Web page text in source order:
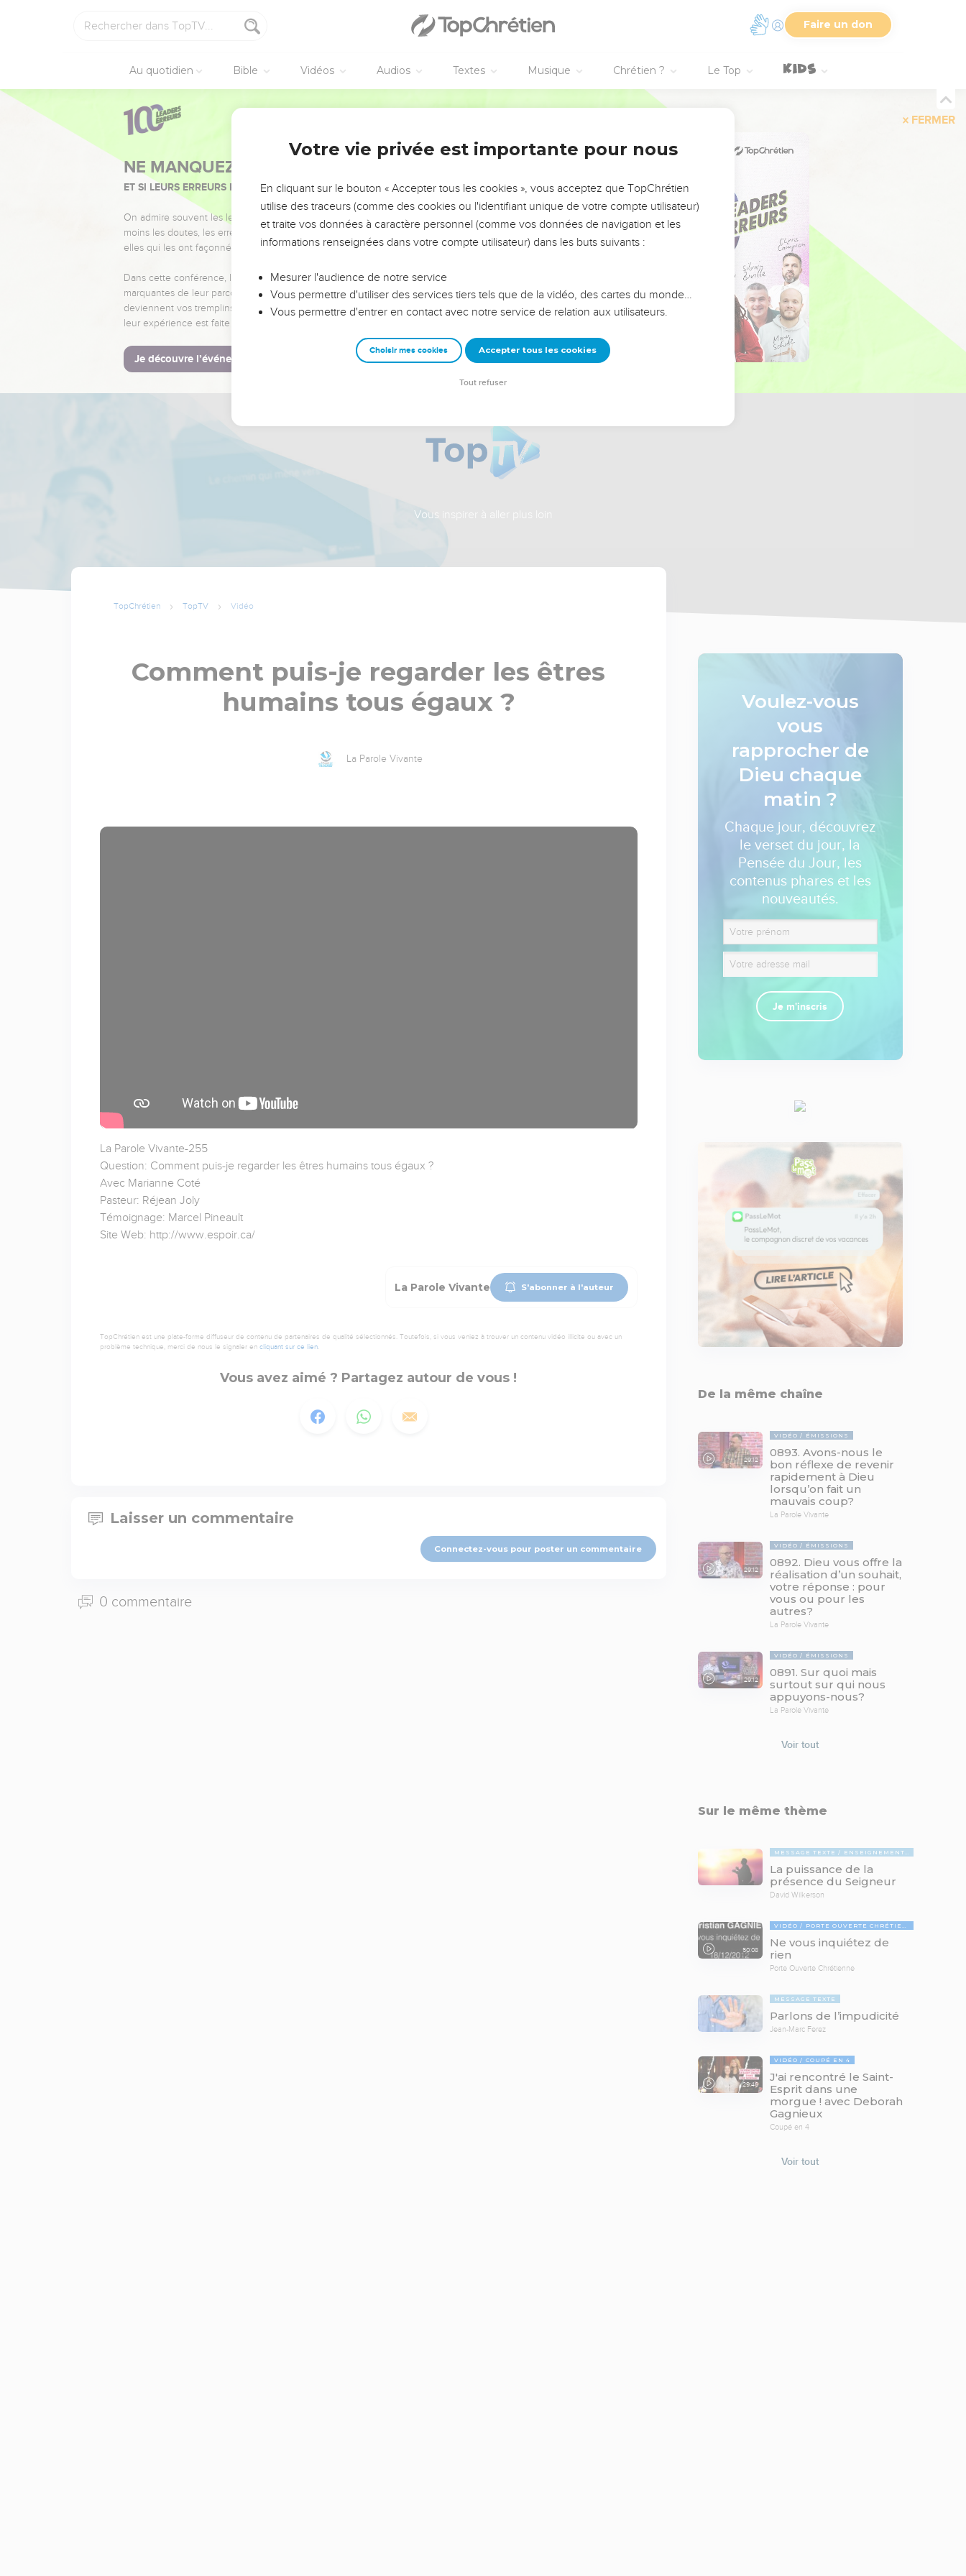
Faire un don
Au quotidien Bible Vidéos Audios Textes Musique Chrétien ? Le Top
FERMER
NE MANQUEZ PAS L’ÉVÉNEMENT DE L’ANNÉE !
ET SI LEURS ERREURS POUVAIENT VOUS ÉVITER LES VOTRES ?
On admire souvent les leaders pour leurs réussites, leur impact, leur foi ou leur vision. Mais on voit
moins les doutes, les erreurs et les saisons difficiles qu'ils ont traversés, alors même que ce sont
elles qui les ont façonnés.
Dans cette conférence, leaders, entrepreneurs, et responsables reviennent sur les erreurs
marquantes de leur parcours et les clés pour avancer avec plus de sagesse afin que leurs erreurs
deviennent vos tremplins. Que vous guidiez un ministère, une équipe, un groupe ou une famille,
leur expérience est faite pour vous.
Je découvre l’événement
Vous inspirer à aller plus loin
TopChrétien TopTV Vidéo
Comment puis-je regarder les êtres
humains tous égaux ?
La Parole Vivante
La Parole Vivante-255
Question: Comment puis-je regarder les êtres humains tous égaux ?
Avec Marianne Coté
Pasteur: Réjean Joly
Témoignage: Marcel Pineault
Site Web: http://www.espoir.ca/
La Parole Vivante S'abonner à l'auteur
TopChrétien est une plate-forme diffuseur de contenu de partenaires de qualité sélectionnés. Toutefois, si vous veniez à trouver un contenu vidéo illicite ou avec un
problème technique, merci de nous le signaler en cliquant sur ce lien.
Vous avez aimé ? Partagez autour de vous !
Laisser un commentaire
Connectez-vous pour poster un commentaire
0 commentaire
Voulez-vous
vous
rapprocher de
Dieu chaque
matin ?
Chaque jour, découvrez
le verset du jour, la
Pensée du Jour, les
contenus phares et les
nouveautés.
Je m'inscris
De la même chaîne
29:12
VIDÉO ÉMISSIONS
0893. Avons-nous le
bon réflexe de revenir
rapidement à Dieu
lorsqu’on fait un
mauvais coup?
La Parole Vivante
29:12
VIDÉO ÉMISSIONS
0892. Dieu vous offre la
réalisation d’un souhait,
votre réponse : pour
vous ou pour les
autres?
La Parole Vivante
29:12
VIDÉO ÉMISSIONS
0891. Sur quoi mais
surtout sur qui nous
appuyons-nous?
La Parole Vivante
Voir tout
Sur le même thème
MESSAGE TEXTE ENSEIGNEMENTS BIBLIQUES
La puissance de la
présence du Seigneur
David Wilkerson
50:08
VIDÉO PORTE OUVERTE CHRÉTIENNE
Ne vous inquiétez de
rien
Porte Ouverte Chrétienne
MESSAGE TEXTE
Parlons de l’impudicité
Jean-Marc Ferez
29:46
VIDÉO COUPÉ EN 4
J'ai rencontré le Saint-
Esprit dans une
morgue ! avec Deborah
Gagnieux
Coupé en 4
Voir tout
Votre vie privée est importante pour nous
En cliquant sur le bouton « Accepter tous les cookies », vous acceptez que TopChrétien
utilise des traceurs (comme des cookies ou l'identifiant unique de votre compte utilisateur)
et traite vos données à caractère personnel (comme vos données de navigation et les
informations renseignées dans votre compte utilisateur) dans les buts suivants :
Mesurer l'audience de notre service
Vous permettre d'utiliser des services tiers tels que de la vidéo, des cartes du monde…
Vous permettre d'entrer en contact avec notre service de relation aux utilisateurs.
Choisir mes cookies Accepter tous les cookies
Tout refuser